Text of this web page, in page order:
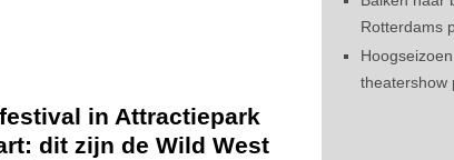
in Attractiepark
dit zijn de Wild West
Rotterdams
theatershow